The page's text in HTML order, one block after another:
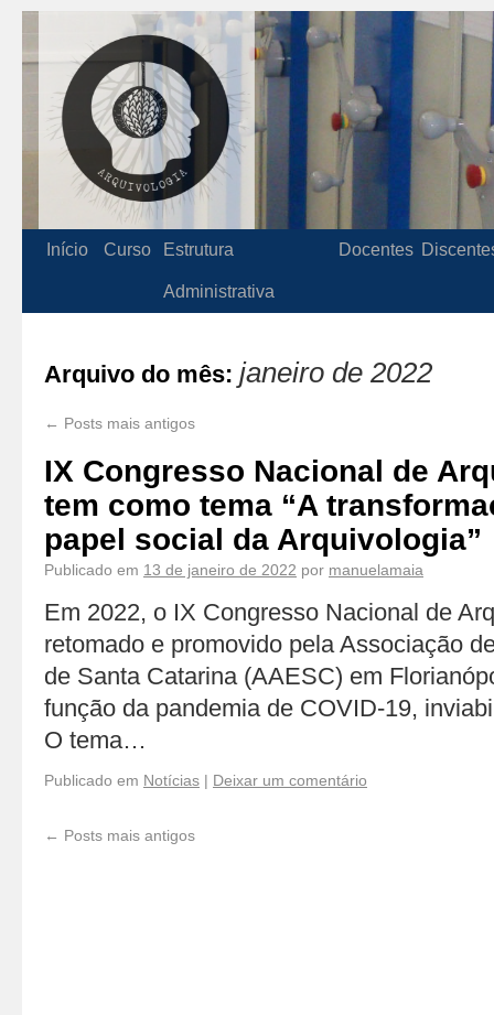
Início Curso Estrutura
Administrativa
Docentes
Arquivo do mês: janeiro de 2022
← Posts mais antigos
IX Congresso Nacional de
tem como tema “A
papel social da Arquivologia”
Publicado em 13 de janeiro de 2022 por manuelamaia
Em 2022, o IX Congresso Nacional de
retomado e promovido pela Associação
de Santa Catarina (AAESC) em
função da pandemia de COVID-19,
O tema…
Publicado em Notícias | Deixar um comentário
← Posts mais antigos